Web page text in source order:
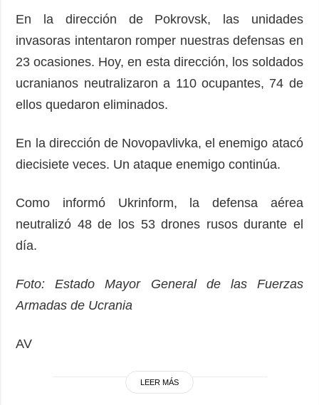
En la dirección de Pokrovsk, las unidades
invasoras intentaron romper nuestras defensas en
23 ocasiones. Hoy, en esta dirección, los soldados
ucranianos neutralizaron a 110 ocupantes, 74 de
ellos quedaron eliminados.
En la dirección de Novopavlivka, el enemigo atacó
diecisiete veces. Un ataque enemigo continúa.
Como informó Ukrinform, la defensa aérea
neutralizó 48 de los 53 drones rusos durante el
día.
Foto: Estado Mayor General de las Fuerzas
Armadas de Ucrania
AV
LEER MÁS